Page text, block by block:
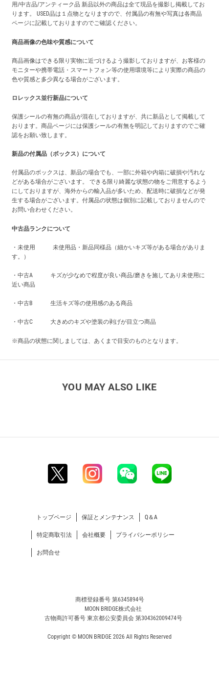
用/中古品/アンティーク品 新品以外の商品は全て現品を撮影し掲載してお
ります。 USED品は１点物となりますので、付属品の有無や写真は各商品
ページに記載しておりますのでご確認ください。
商品画像の色味や質感について
商品画像はできる限り実物に近づけるよう撮影しておりますが、お客様の
モニターや携帯電話・スマートフォン等の使用環境等により実際の商品の
色や質感と多少異なる場合がございます。
ロレックス並行新品について
保護シールの有無の商品が混在しておりますが、共に新品として掲載して
おります。商品ページには保護シールの有無を明記しておりますのでご確
認をお願い致します。
新品の付属品（ボックス）について
付属品のボックスは、新品の場合でも、一部に外箱や内箱に破損や汚れな
どがある場合がございます。 できる限り綺麗な状態の物をご用意するよう
にしておりますが、海外からの輸入品が多いため、配送時に破損などが発
生する場合がございます。付属品の状態は個別に記載しておりませんので
お問い合わせください。
中古品ランクについて
・未使用 未使用品・新品同様品（細かいキズ等がある場合がありま
す。）
・中古A キズが少なめで程度が良い商品/磨きを施してあり未使用に
近い商品
・中古B 生活キズ等の使用感のある商品
・中古C 大きめのキズや塗装の剥げが目立つ商品
※商品の状態に関しましては、あくまで目安のものとなります。
YOU MAY ALSO LIKE
トップページ 保証とメンテナンス Q＆A
特定商取引法 会社概要 プライバシーポリシー
お問合せ
商標登録番号 第6345894号
MOON BRIDGE株式会社
古物商許可番号 東京都公安委員会 第304362009474号
Copyright © MOON BRIDGE 2026 All Rights Reserved